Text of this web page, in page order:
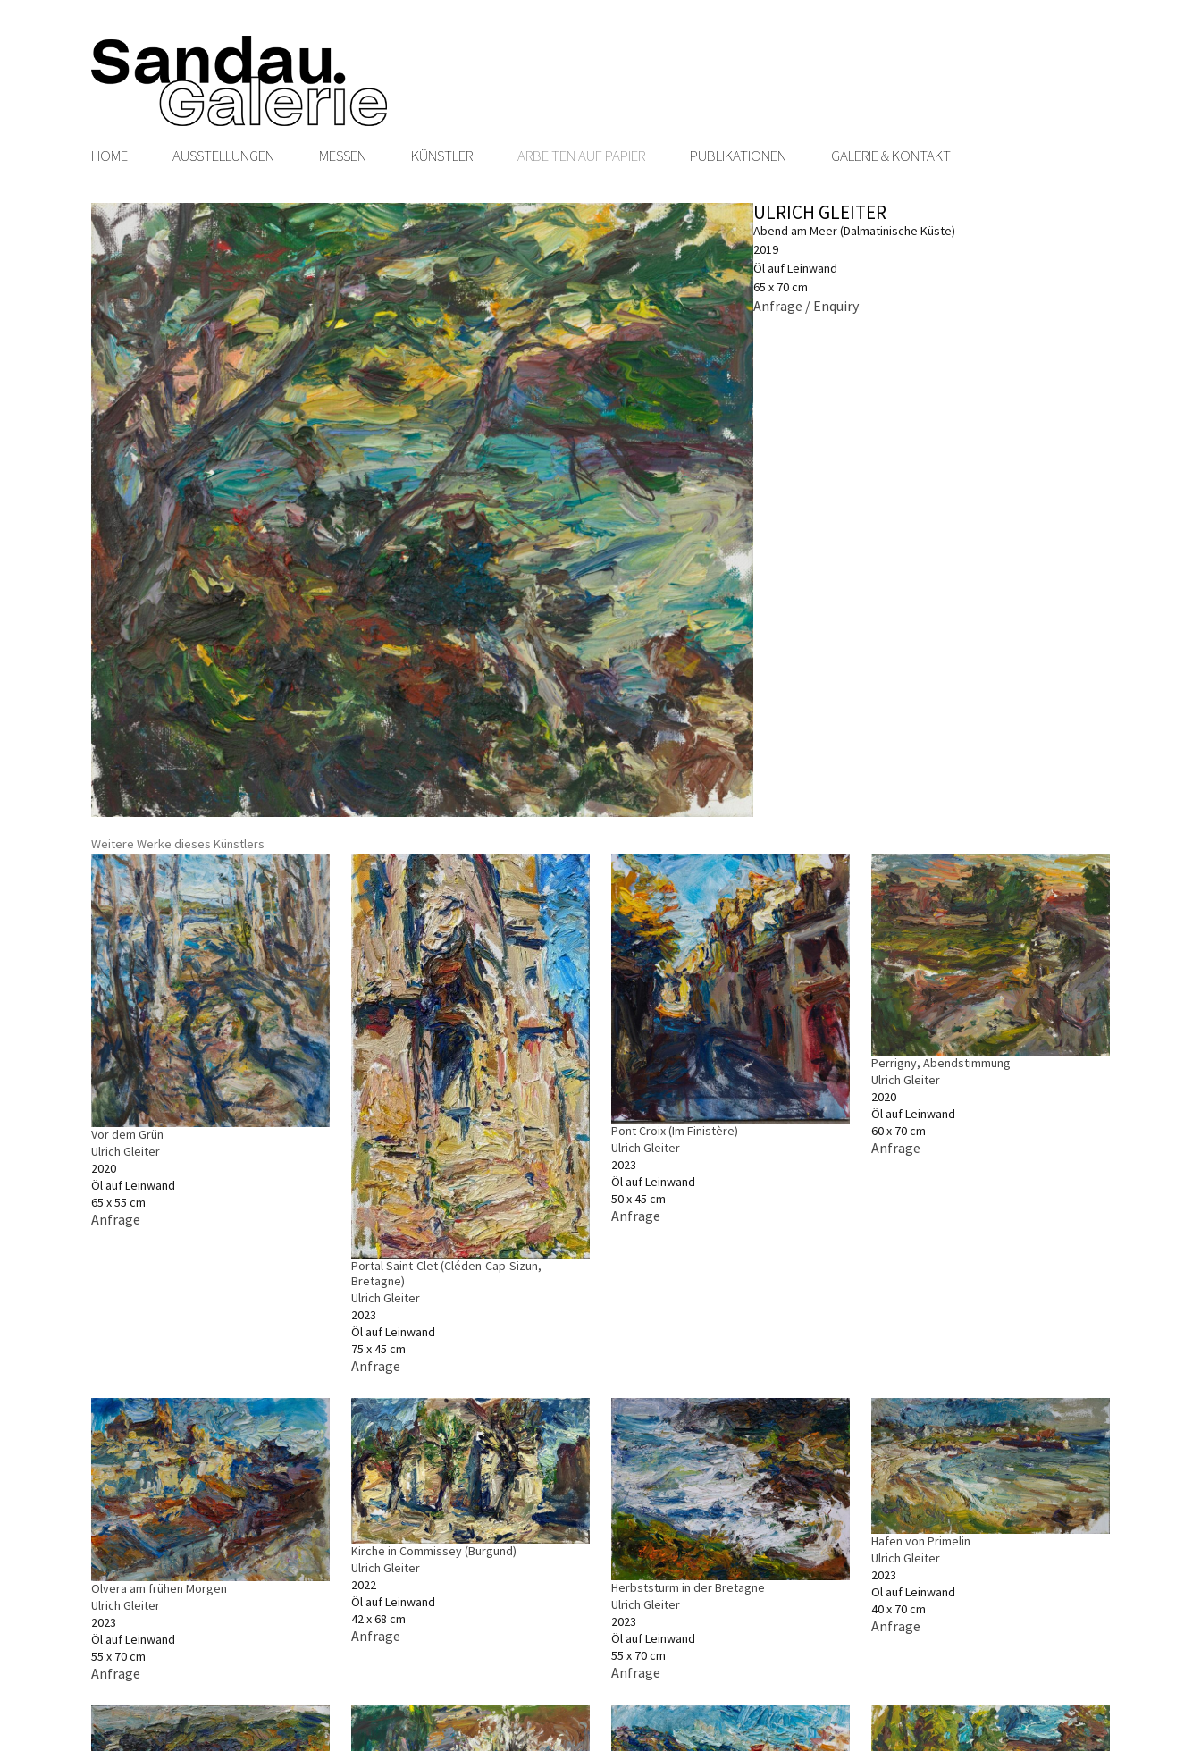
HOME AUSSTELLUNGEN MESSEN KÜNSTLER ARBEITEN AUF PAPIER PUBLIKATIONEN GALERIE & KONTAKT
ULRICH GLEITER
Abend am Meer (Dalmatinische Küste)
2019
Öl auf Leinwand
65 x 70 cm
Anfrage / Enquiry
Weitere Werke dieses Künstlers
Vor dem Grün
Ulrich Gleiter
2020
Öl auf Leinwand
65 x 55 cm
Anfrage
Portal Saint-Clet (Cléden-Cap-Sizun,
Bretagne)
Ulrich Gleiter
2023
Öl auf Leinwand
75 x 45 cm
Anfrage
Pont Croix (Im Finistère)
Ulrich Gleiter
2023
Öl auf Leinwand
50 x 45 cm
Anfrage
Perrigny, Abendstimmung
Ulrich Gleiter
2020
Öl auf Leinwand
60 x 70 cm
Anfrage
Olvera am frühen Morgen
Ulrich Gleiter
2023
Öl auf Leinwand
55 x 70 cm
Anfrage
Kirche in Commissey (Burgund)
Ulrich Gleiter
2022
Öl auf Leinwand
42 x 68 cm
Anfrage
Herbststurm in der Bretagne
Ulrich Gleiter
2023
Öl auf Leinwand
55 x 70 cm
Anfrage
Hafen von Primelin
Ulrich Gleiter
2023
Öl auf Leinwand
40 x 70 cm
Anfrage